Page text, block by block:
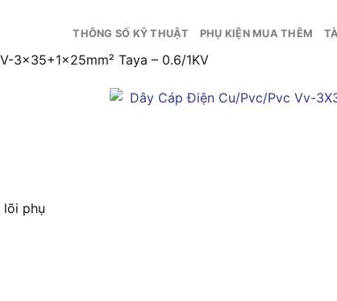
THÔNG SỐ KỸ THUẬT PHỤ KIỆN MUA THÊM
3×35+1x25mm² Taya – 0.6/1KV
lõi phụ